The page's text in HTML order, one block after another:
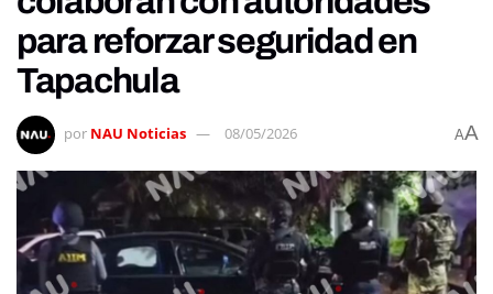
para reforzar seguridad en
Tapachula
por NAU Noticias 08/05/2026 AA